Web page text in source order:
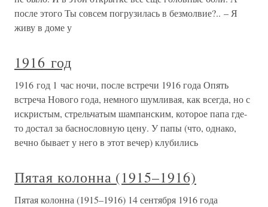
после этого Ты совсем погрузилась в безмолвие?.. – Я
живу в доме у
1916 год
1916 год 1 час ночи, после встречи 1916 года Опять
встреча Нового года, немного шумливая, как всегда, но с
искристым, стрельчатым шампанским, которое папа где-
то достал за баснословную цену. У папы (что, однако,
вечно бывает у него в этот вечер) клубились
Пятая колонна (1915–1916)
Пятая колонна (1915–1916) 14 сентября 1916 года